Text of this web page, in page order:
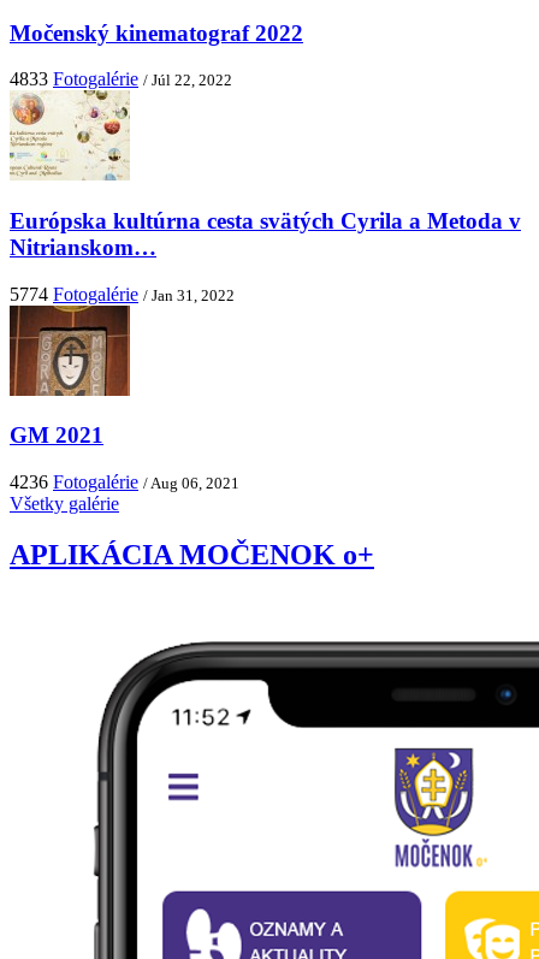
Močenský kinematograf 2022
4833 Fotogalérie / Júl 22, 2022
Európska kultúrna cesta svätých Cyrila a Metoda v
Nitrianskom…
5774 Fotogalérie / Jan 31, 2022
GM 2021
4236 Fotogalérie / Aug 06, 2021
Všetky galérie
APLIKÁCIA MOČENOK o+